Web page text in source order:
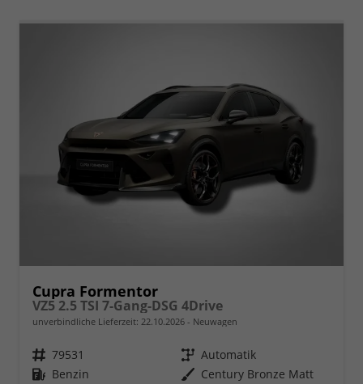
Cupra Formentor
VZ5 2.5 TSI 7-Gang-DSG 4Drive
unverbindliche Lieferzeit: 22.10.2026 Neuwagen
Fahrzeugnr. 79531 Getriebe Automatik
Kraftstoff Benzin Außenfarbe Century Bronze Matt